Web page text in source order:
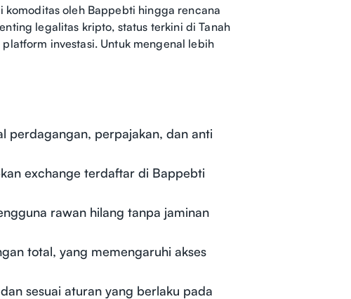
oleh Bappebti hingga rencana
legalitas kripto, status terkini di Tanah
investasi. Untuk mengenal lebih
perdagangan, perpajakan, dan anti
exchange terdaftar di Bappebti
rawan hilang tanpa jaminan
total, yang memengaruhi akses
sesuai aturan yang berlaku pada